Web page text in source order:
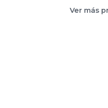
Ver más